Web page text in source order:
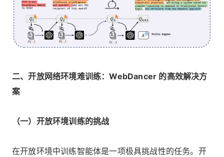
二、开放网络环境难训练：WebDancer 的高效解决方
案
（一）开放环境训练的挑战
在开放环境中训练智能体是一项极具挑战性的任务。开